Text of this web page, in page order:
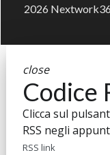
2026
close
Codice
Clicca sul
RSS negli
RSS link